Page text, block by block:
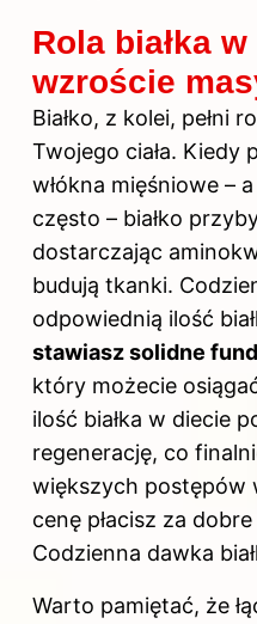
Rola białka
wzroście
Białko, z kolei, pełni
Twojego ciała. Kiedy
włókna mięśniowe –
często – białko
dostarczając
budują tkanki.
odpowiednią ilość
stawiasz solidne
który możecie
ilość białka w diecie
regenerację, co
większych postępów
cenę płacisz za
Codzienna dawka
Warto pamiętać, że